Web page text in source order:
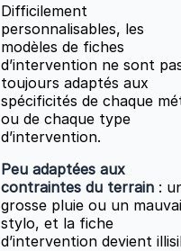
Difficilement
personnalisables, les
modèles de fiches
d’intervention ne sont
toujours adaptés aux
spécificités de chaque
ou de chaque type
d’intervention.
Peu adaptées aux
contraintes du terrain :
grosse pluie ou un
stylo, et la fiche
d’intervention devient